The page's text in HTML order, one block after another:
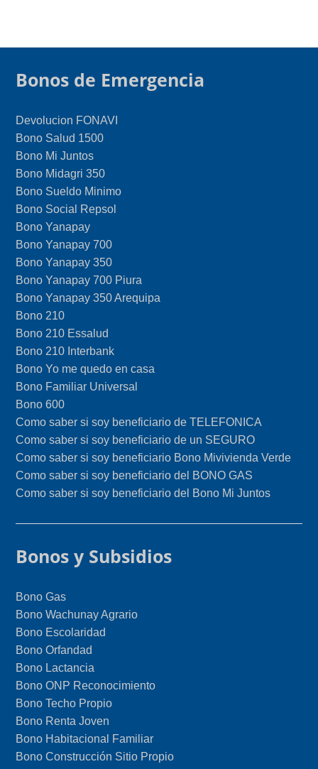
Bonos de Emergencia
Devolucion FONAVI
Bono Salud 1500
Bono Mi Juntos
Bono Midagri 350
Bono Sueldo Minimo
Bono Social Repsol
Bono Yanapay
Bono Yanapay 700
Bono Yanapay 350
Bono Yanapay 700 Piura
Bono Yanapay 350 Arequipa
Bono 210
Bono 210 Essalud
Bono 210 Interbank
Bono Yo me quedo en casa
Bono Familiar Universal
Bono 600
Como saber si soy beneficiario de TELEFONICA
Como saber si soy beneficiario de un SEGURO
Como saber si soy beneficiario Bono Mivivienda Verde
Como saber si soy beneficiario del BONO GAS
Como saber si soy beneficiario del Bono Mi Juntos
Bonos y Subsidios
Bono Gas
Bono Wachunay Agrario
Bono Escolaridad
Bono Orfandad
Bono Lactancia
Bono ONP Reconocimiento
Bono Techo Propio
Bono Renta Joven
Bono Habitacional Familiar
Bono Construcción Sitio Propio